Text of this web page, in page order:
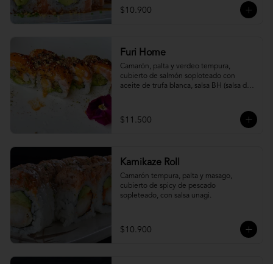
$10.900
Furi Home
Camarón, palta y verdeo tempura,
cubierto de salmón soploteado con
aceite de trufa blanca, salsa BH (salsa de
$11.500
Kamikaze Roll
Camarón tempura, palta y masago,
cubierto de spicy de pescado
sopleteado, con salsa unagi.
$10.900